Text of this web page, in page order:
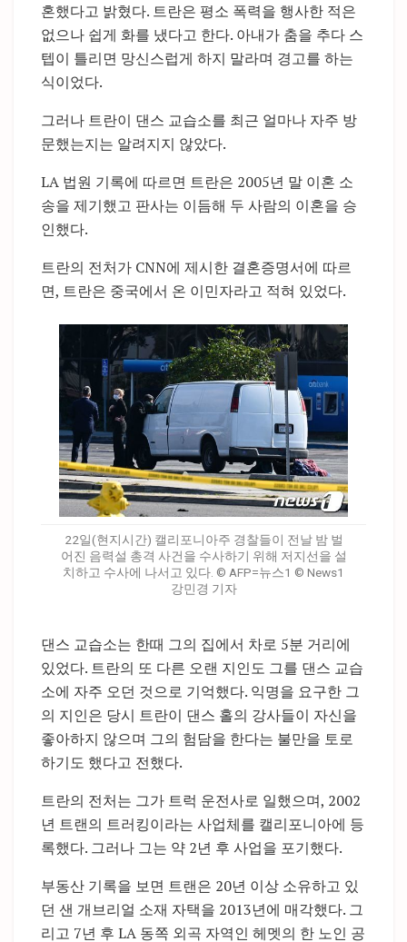
혼했다고 밝혔다. 트란은 평소 폭력을 행사한 적은
없으나 쉽게 화를 냈다고 한다. 아내가 춤을 추다 스
텝이 틀리면 망신스럽게 하지 말라며 경고를 하는
식이었다.
그러나 트란이 댄스 교습소를 최근 얼마나 자주 방
문했는지는 알려지지 않았다.
LA 법원 기록에 따르면 트란은 2005년 말 이혼 소
송을 제기했고 판사는 이듬해 두 사람의 이혼을 승
인했다.
트란의 전처가 CNN에 제시한 결혼증명서에 따르
면, 트란은 중국에서 온 이민자라고 적혀 있었다.
22일(현지시간) 캘리포니아주 경찰들이 전날 밤 벌
어진 음력설 총격 사건을 수사하기 위해 저지선을 설
치하고 수사에 나서고 있다. © AFP=뉴스1 © News1
강민경 기자
댄스 교습소는 한때 그의 집에서 차로 5분 거리에
있었다. 트란의 또 다른 오랜 지인도 그를 댄스 교습
소에 자주 오던 것으로 기억했다. 익명을 요구한 그
의 지인은 당시 트란이 댄스 홀의 강사들이 자신을
좋아하지 않으며 그의 험담을 한다는 불만을 토로
하기도 했다고 전했다.
트란의 전처는 그가 트럭 운전사로 일했으며, 2002
년 트랜의 트러킹이라는 사업체를 캘리포니아에 등
록했다. 그러나 그는 약 2년 후 사업을 포기했다.
부동산 기록을 보면 트랜은 20년 이상 소유하고 있
던 샌 개브리얼 소재 자택을 2013년에 매각했다. 그
리고 7년 후 LA 동쪽 외곡 자역인 헤멧의 한 노인 공